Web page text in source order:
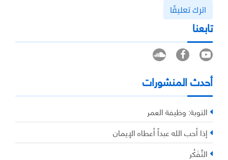
اترك تعليقًا
تابعنا
أحدث المنشورات
التوبة: وظيفة العمر
إذا أحب الله عبداً أعطاه الإيمان
التَّفَكُر